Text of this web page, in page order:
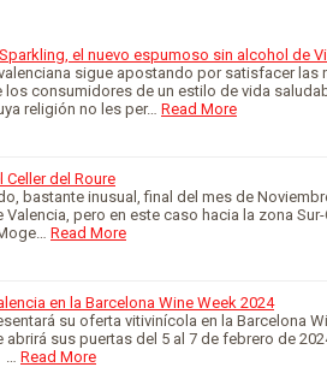
el nuevo espumoso sin alcohol de
sigue apostando por satisfacer las
los consumidores de un estilo de vida
religión no les per…
Read More
Celler del Roure
bastante inusual, final del mes de
Valencia, pero en este caso hacia la zona
Read More
en la Barcelona Wine Week 2024
su oferta vitivinícola en la Barcelona
abrirá sus puertas del 5 al 7 de febrero de
Read More